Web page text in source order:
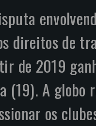
direitos de
de 2019
(19). A globo
os